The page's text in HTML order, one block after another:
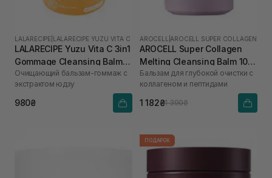
LALARECIPE LALARECIPE YUZU VITA C
LALARECIPE Yuzu Vita C 3in1
Gommage Cleansing Balm
50 мл
Очищающий бальзам-гоммаж с
экстрактом юдзу
980₴
AROCELL AROCELL SUPER COLLAGEN
AROCELL Super Collagen
Melting Cleansing Balm 100
г
Бальзам для глубокой очистки с
коллагеном и пептидами
1 182₴1 390₴
ПОДАРОК